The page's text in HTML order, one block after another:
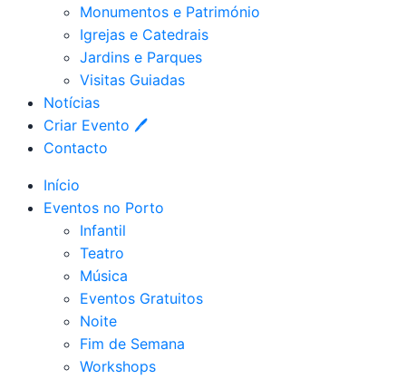
Monumentos e Património
Igrejas e Catedrais
Jardins e Parques
Visitas Guiadas
Notícias
Criar Evento 🖊
Contacto
Início
Eventos no Porto
Infantil
Teatro
Música
Eventos Gratuitos
Noite
Fim de Semana
Workshops